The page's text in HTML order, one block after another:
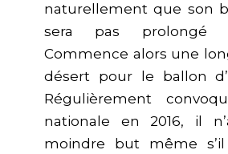
naturellement que son
sera pas prolongé
Commence alors une
désert pour le ballon
Régulièrement
nationale en 2016, il
moindre but même